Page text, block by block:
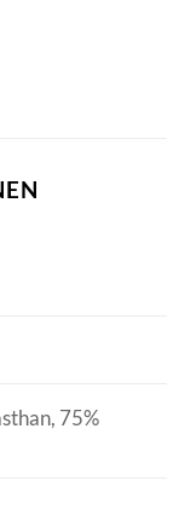
75%